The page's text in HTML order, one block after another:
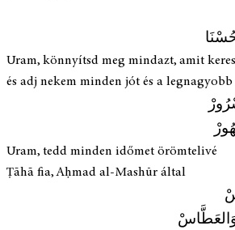
Uram, könnyítsd meg mindazt, amit
és adj nekem minden jót és a
Uram, tedd minden időmet örömtelivé
Ṭāhā fia, Aḥmad al-Mashūr által